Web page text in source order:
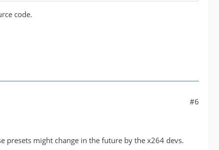
code.
#6
presets might change in the future by the x264 devs.